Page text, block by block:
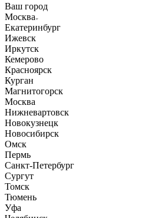
Ваш город
Москва
Екатеринбург
Ижевск
Иркутск
Кемерово
Красноярск
Курган
Магнитогорск
Москва
Нижневартовск
Новокузнецк
Новосибирск
Омск
Пермь
Санкт-Петербург
Сургут
Томск
Тюмень
Уфа